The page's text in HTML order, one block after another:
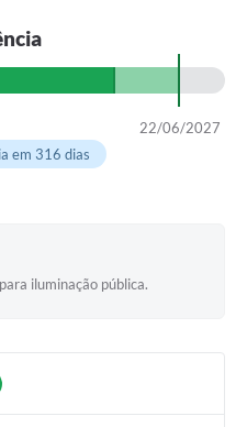
22/06/2027
em 316 dias
iluminação pública.